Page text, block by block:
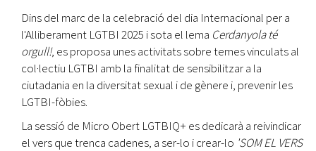
Dins del marc de la celebració del dia Internacional per a
l'Alliberament LGTBI 2025 i sota el lema Cerdanyola té
orgull!, es proposa unes activitats sobre temes vinculats al
col·lectiu LGTBI amb la finalitat de sensibilitzar a la
ciutadania en la diversitat sexual i de gènere i, prevenir les
LGTBI-fòbies.
La sessió de Micro Obert LGTBIQ+ es dedicarà a reivindicar
el vers que trenca cadenes, a ser-lo i crear-lo 'SOM EL VERS